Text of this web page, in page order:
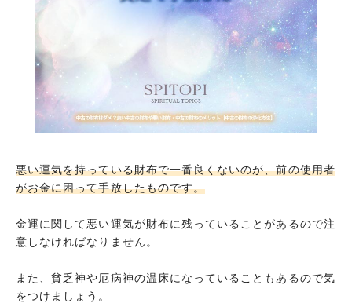
悪い運気を持っている財布で一番良くないのが、前の使用者
がお金に困って手放したものです。
金運に関して悪い運気が財布に残っていることがあるので注
意しなければなりません。
また、貧乏神や厄病神の温床になっていることもあるので気
をつけましょう。